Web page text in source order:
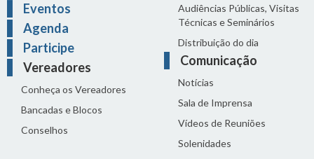
Eventos
Agenda
Participe
Vereadores
Conheça os Vereadores
Bancadas e Blocos
Conselhos
Audiências Públicas, Visitas
Técnicas e Seminários
Distribuição do dia
Comunicação
Notícias
Sala de Imprensa
Vídeos de Reuniões
Solenidades